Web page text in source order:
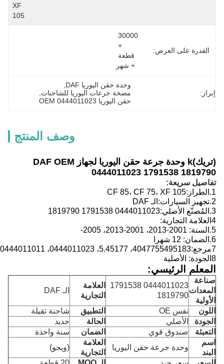
XF
105
القدرة على العرض:
+ شهر
إبراز:
وحدة حقن اليوريا DAF
مضخة جرعات اليوريا للشاحنات
حقن اليوريا OEM 0444011023
وصف المنتج
(تريك)
k وحدة جرعة حقن اليوريا لجهاز DAF OEM
0444011023 1791538 1819790
تفاصيل سريعة:
1. الطراز:CF 85، CF 75، XF 105
2. تجهيز السيارات: الـ DAF
3. المُصنّع الأصلي:0444011023 1791538 1819790
4العلامة التجارية:
5. السنة: 2001-2013، 2001-2013، 2005-
6. الضمان: 12 شهرا
7مرجع:
4047755495183، 5.45177، 0444011023، 0444011011
8الجودة: الأصلية
المعلم الرئيسي:
صناعة
المعدات
الأولية
0444011023 1791538
1819790
العلامة
التجارية
الـ DAF
اللون نفس OE التطبيق
شاحنة ثقيلة
الجودة
الأصلي الحالة
جديد
التعبئة
صندوق قوي الضمان
سنة واحدة
اسم
البند
وحدة جرعة حقن اليوريا
العلامة
التجارية
(ويجو)